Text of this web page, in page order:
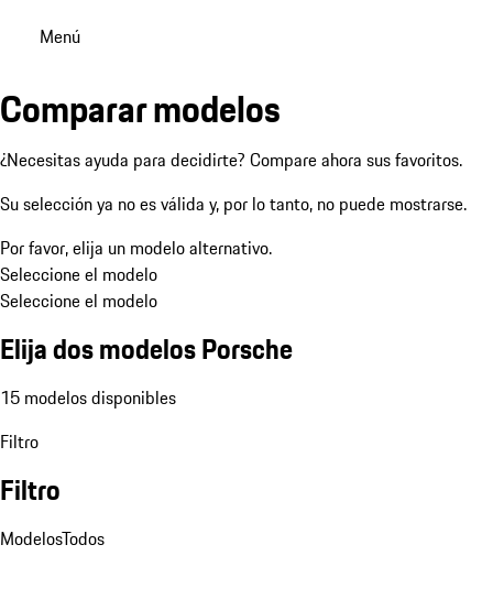
Menú
Comparar modelos
¿Necesitas ayuda para decidirte? Compare ahora sus favoritos.
Su selección ya no es válida y, por lo tanto, no puede mostrarse.
Por favor, elija un modelo alternativo.
Seleccione el modelo
Seleccione el modelo
Elija dos modelos Porsche
15 modelos disponibles
Filtro
Filtro
ModelosTodos